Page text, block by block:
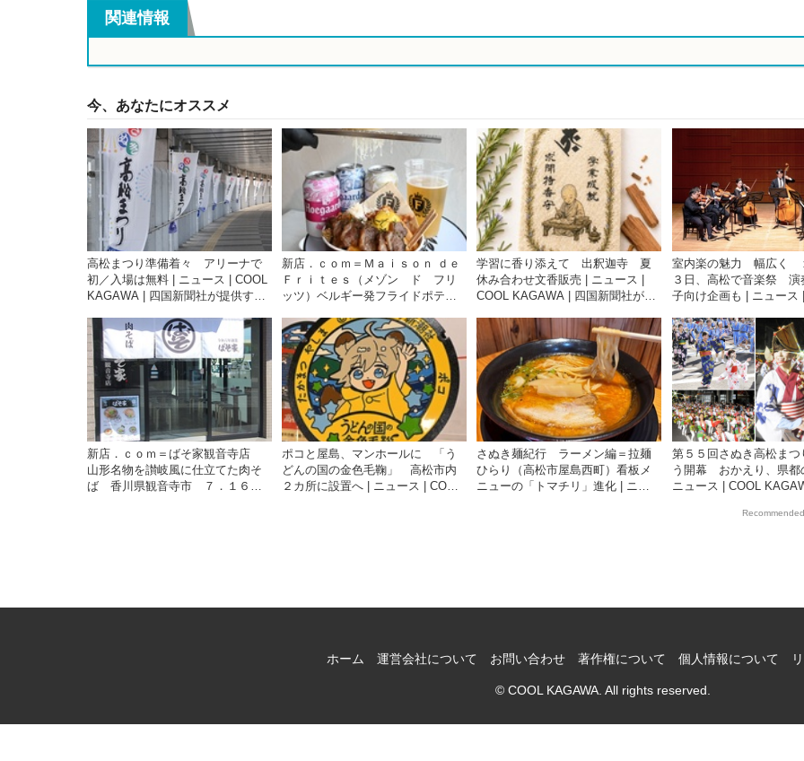
関連情報
今、あなたにオススメ
高松まつり準備着々 アリーナで
初／入場は無料 | ニュース | COOL
KAGAWA | 四国新聞社が提供する
新店．ｃｏｍ＝Ｍａｉｓｏｎ ｄｅ
Ｆｒｉｔｅｓ（メゾン ド フリ
ッツ）ベルギー発フライドポテト
ＯＰＥＮ | ニュース | COOL
KAGAWA | 四国新聞社が提供する
香川の観光情報サイト
学習に香り添えて 出釈迦寺 夏
休み合わせ文香販売 | ニュース |
COOL KAGAWA | 四国新聞社が提
室内楽の魅力 幅広く
３日、高松で音楽祭 演
子向け企画も | ニュース |
香川の観光情報サイト
新店．ｃｏｍ＝ばそ家観音寺店
山形名物を讃岐風に仕立てた肉そ
ば 香川県観音寺市 ７．１６Ｏ
ポコと屋島、マンホールに 「う
どんの国の金色毛鞠」 高松市内
２カ所に設置へ | ニュース | COOL
さぬき麺紀行 ラーメン編＝拉麺
ひらり（高松市屋島西町）看板メ
ニューの「トマチリ」進化 | ニュ
第５５回さぬき高松ま
う開幕 おかえり、県都
ニュース | COOL
ホーム 運営会社について お問い合わせ 著作権について 個人情報について
© COOL KAGAWA. All rights reserved.